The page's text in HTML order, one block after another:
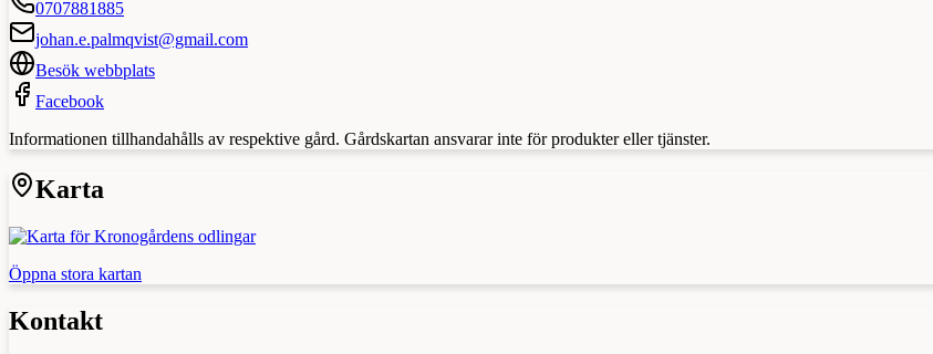
0707881885
johan.e.palmqvist@gmail.com
Besök webbplats
Facebook
Informationen tillhandahålls av respektive gård. Gårdskartan ansvarar inte för produkter eller tjänster.
Karta
Öppna stora kartan
Kontakt